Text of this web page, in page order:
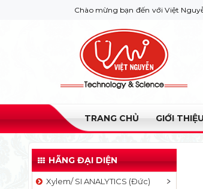
Chào mừng bạn đến với Việt Nguyễn Co.
TRANG CHỦ GIỚI THIỆU
HÃNG ĐẠI DIỆN
Xylem/ SI ANALYTICS (Đức)